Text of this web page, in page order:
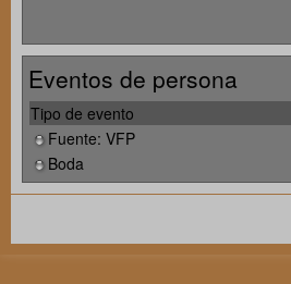
Eventos de persona
Tipo de evento
Fuente: VFP
Boda